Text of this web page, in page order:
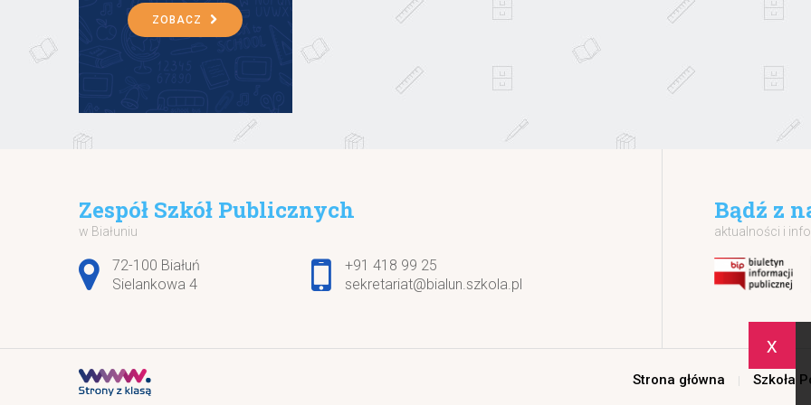
x
ZOBACZ
Zespół Szkół Publicznych
w Białuniu
Adres pocztowy:
72-100 Białuń
Sielankowa 4
+91 418 99 25
sekretariat@bialun.szkola.pl
Bądź z
aktualności i
Strona główna Szkoła